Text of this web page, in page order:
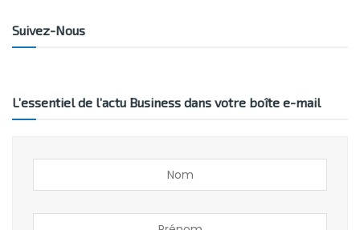
Suivez-Nous
L’essentiel de l’actu Business dans votre boîte e-mail